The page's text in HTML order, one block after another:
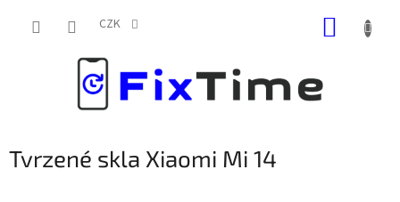
CZK
Tvrzené skla Xiaomi Mi 14